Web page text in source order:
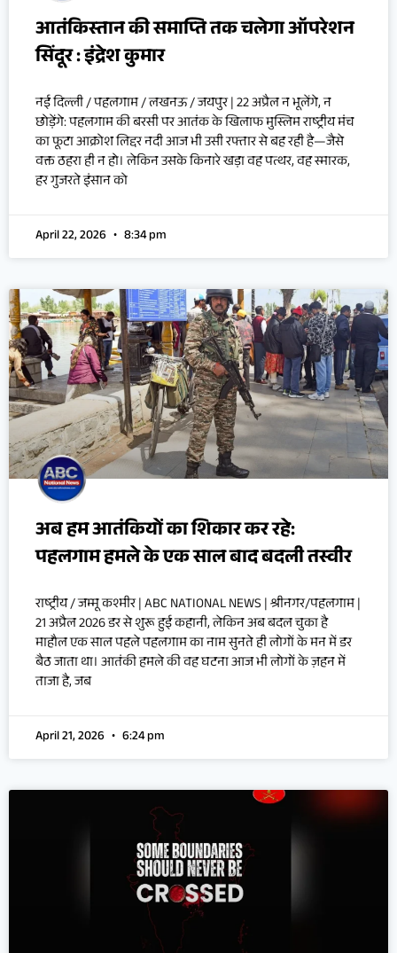
आतंकिस्तान की समाप्ति तक चलेगा ऑपरेशन
सिंदूर : इंद्रेश कुमार
नई दिल्ली / पहलगाम / लखनऊ / जयपुर | 22 अप्रैल न भूलेंगे, न
छोड़ेंगे: पहलगाम की बरसी पर आतंक के खिलाफ मुस्लिम राष्ट्रीय मंच
का फूटा आक्रोश लिद्दर नदी आज भी उसी रफ्तार से बह रही है—जैसे
वक्त ठहरा ही न हो। लेकिन उसके किनारे खड़ा वह पत्थर, वह स्मारक,
हर गुजरते इंसान को
April 22, 2026 8:34 pm
अब हम आतंकियों का शिकार कर रहे:
पहलगाम हमले के एक साल बाद बदली तस्वीर
राष्ट्रीय / जम्मू कश्मीर | ABC NATIONAL NEWS | श्रीनगर/पहलगाम |
21 अप्रैल 2026 डर से शुरू हुई कहानी, लेकिन अब बदल चुका है
माहौल एक साल पहले पहलगाम का नाम सुनते ही लोगों के मन में डर
बैठ जाता था। आतंकी हमले की वह घटना आज भी लोगों के ज़हन में
ताजा है, जब
April 21, 2026 6:24 pm